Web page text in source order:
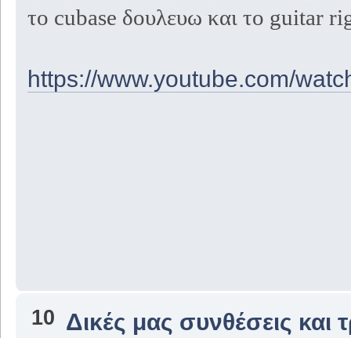
το cubase δουλευω και το guitar
https://www.youtube.com/
10 Δικές μας συνθέσεις και